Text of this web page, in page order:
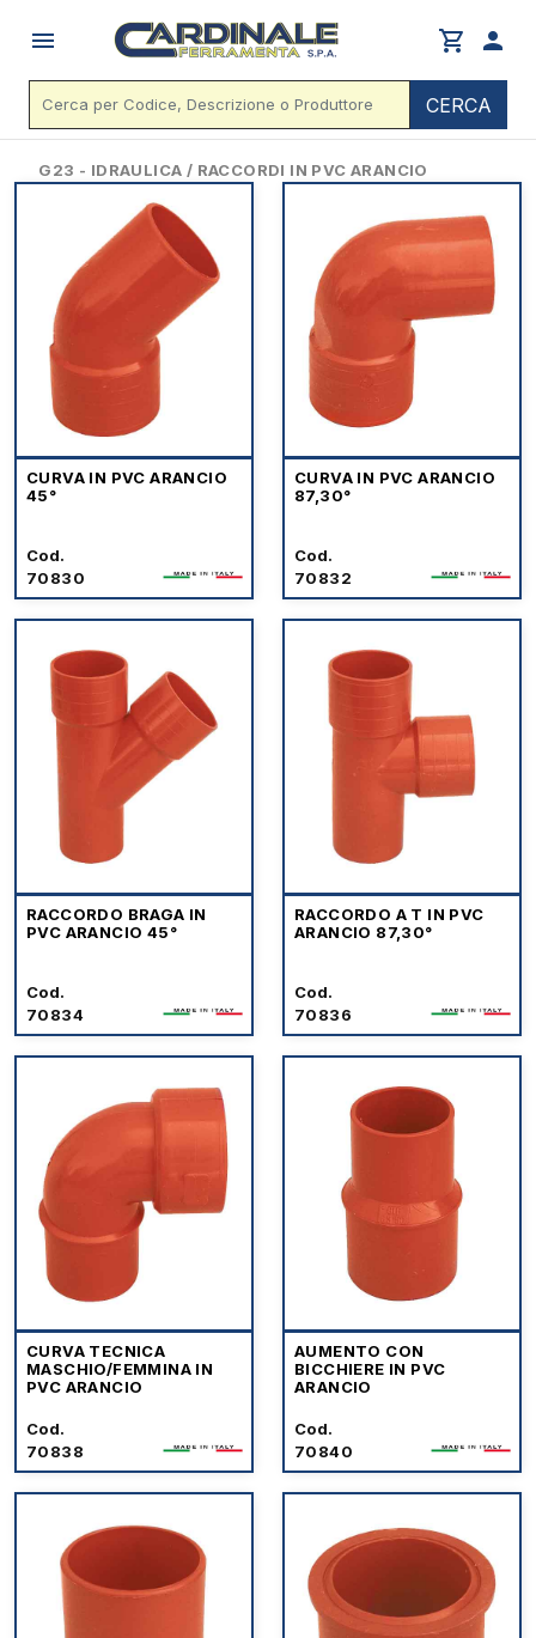
menu shopping_cart person
CERCA
G23 - IDRAULICA / RACCORDI IN PVC ARANCIO
CURVA IN PVC ARANCIO
45°
Cod.
70830
CURVA IN PVC ARANCIO
87,30°
Cod.
70832
RACCORDO BRAGA IN
PVC ARANCIO 45°
Cod.
70834
RACCORDO A T IN PVC
ARANCIO 87,30°
Cod.
70836
CURVA TECNICA
MASCHIO/FEMMINA IN
PVC ARANCIO
Cod.
70838
AUMENTO CON
BICCHIERE IN PVC
ARANCIO
Cod.
70840